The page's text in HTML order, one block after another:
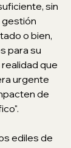
sin
gestión
o bien,
para su
que
urgente
de
ediles de